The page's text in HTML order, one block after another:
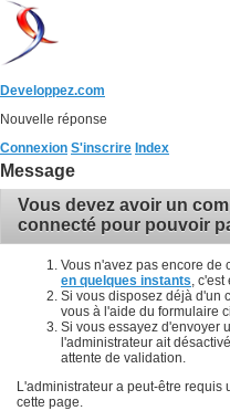
Developpez.com
Nouvelle réponse
Connexion S'inscrire Index
Message
Vous devez avoir un
connecté pour pouvoir
Vous n'avez pas encore de
en quelques instants ,
Si vous disposez déjà d'un
vous à l'aide du formulaire
Si vous essayez d'envoyer
l'administrateur ait
attente de validation.
L'administrateur a peut-être requis
cette page.